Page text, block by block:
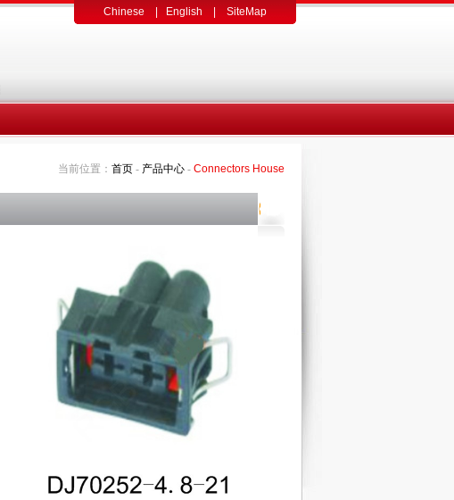
Chinese| English SiteMap
当前位置： 首页- 产品中心- Connectors House